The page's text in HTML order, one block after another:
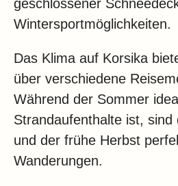
geschlossener
Wintersportmöglichkeiten.
Das Klima auf Korsika
über verschiedene
Während der Sommer
Strandaufenthalte ist, sind
und der frühe Herbst
Wanderungen.